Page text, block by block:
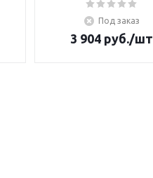
Под заказ
3 904 руб./шт